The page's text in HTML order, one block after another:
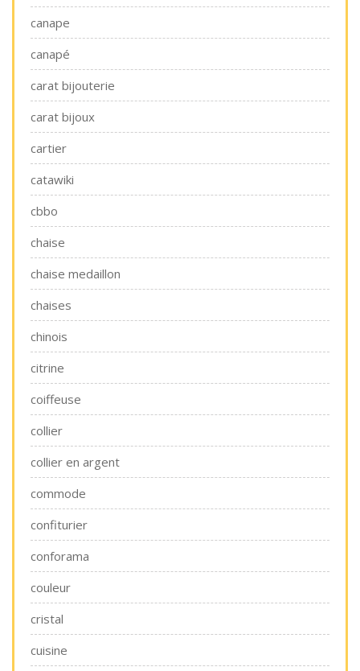
canape
canapé
carat bijouterie
carat bijoux
cartier
catawiki
cbbo
chaise
chaise medaillon
chaises
chinois
citrine
coiffeuse
collier
collier en argent
commode
confiturier
conforama
couleur
cristal
cuisine